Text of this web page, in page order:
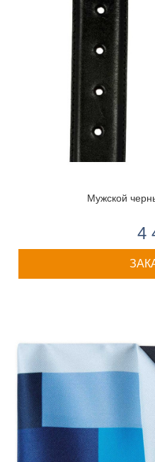
Мужской
4